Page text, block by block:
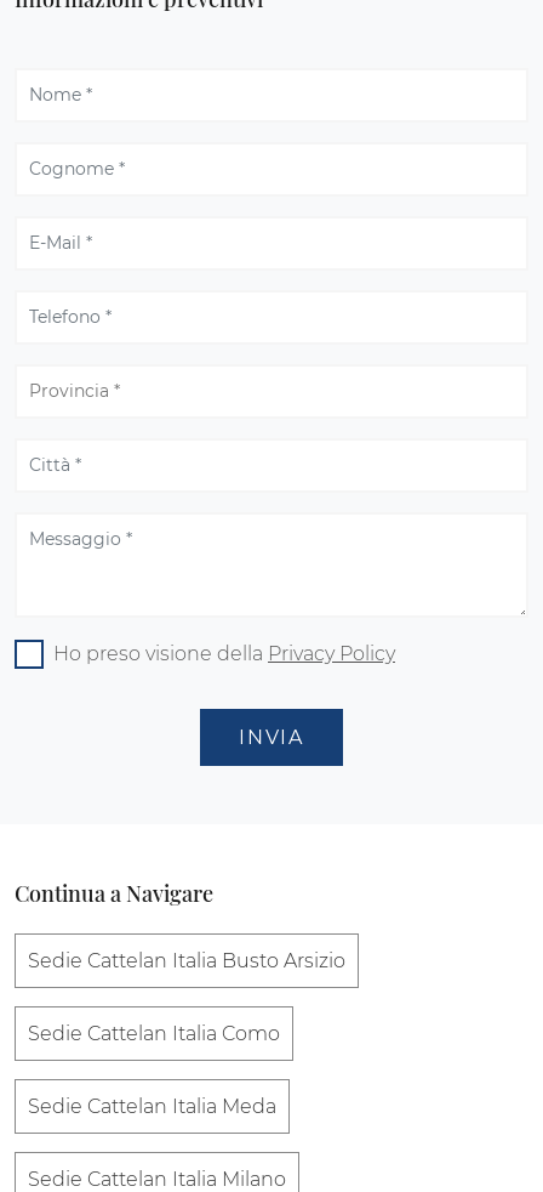
Ho preso visione della Privacy Policy
INVIA
Continua a Navigare
Sedie Cattelan Italia Busto Arsizio
Sedie Cattelan Italia Como
Sedie Cattelan Italia Meda
Sedie Cattelan Italia Milano